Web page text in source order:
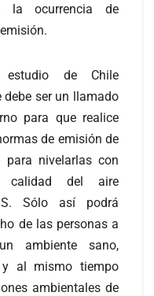
la ocurrencia de
de Chile
debe ser un llamado
para que realice
de emisión de
para nivelarlas con
calidad del aire
Sólo así podrá
de las personas a
ambiente sano,
y al mismo tiempo
ambientales de